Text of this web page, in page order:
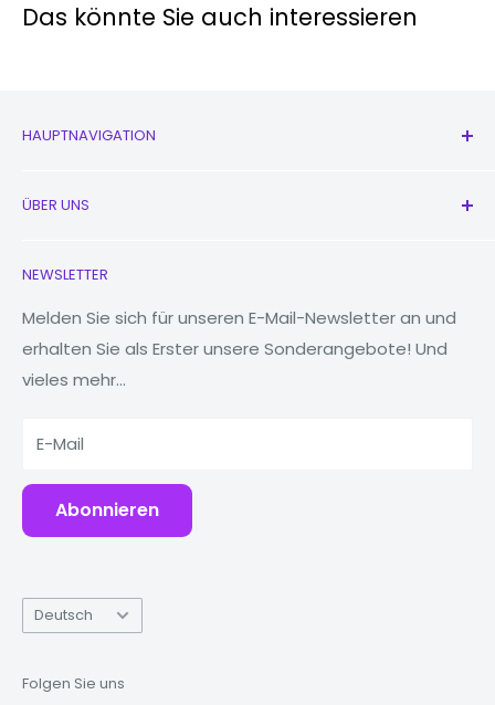
Das könnte Sie auch interessieren
HAUPTNAVIGATION
Neu
Uhren
MacBooks
Tablets
Powerbanks
ÜBER UNS
Unsere Geschichte
Reduzieren, wiederverwenden, recyceln
Warum Fonez?
NEWSLETTER
Melden Sie sich für unseren E-Mail-Newsletter an und
erhalten Sie als Erster unsere Sonderangebote! Und
vieles mehr...
E-Mail
Abonnieren
Sprache
Deutsch
Folgen Sie uns